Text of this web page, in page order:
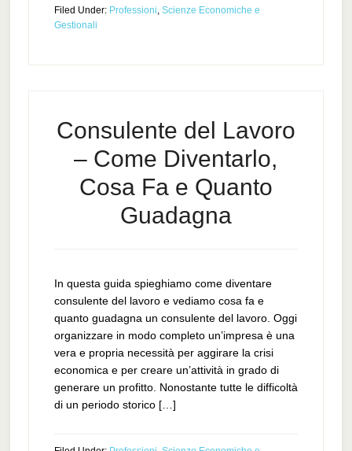
Filed Under: Professioni, Scienze Economiche e
Gestionali
Consulente del Lavoro
– Come Diventarlo,
Cosa Fa e Quanto
Guadagna
In questa guida spieghiamo come diventare
consulente del lavoro e vediamo cosa fa e
quanto guadagna un consulente del lavoro. Oggi
organizzare in modo completo un’impresa è una
vera e propria necessità per aggirare la crisi
economica e per creare un’attività in grado di
generare un profitto. Nonostante tutte le difficoltà
di un periodo storico […]